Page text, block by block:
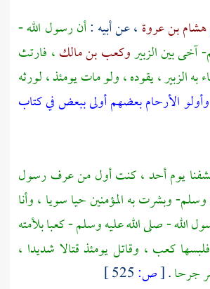
هشام بن عروة ، عن أبيه :أن رسول الله -
آخى بينالزبيروكعب بن مالك، فارتث
بهالزبير، يقوده ، ولو مات يومئذ ، لورثه
وأولو الأرحام بعضهم أولى ببعض في كتاب
يومأحد، كنت أول من عرف رسول
وسلم- وبشرت به المؤمنين حيا سويا ، وأنا
الله - صلى الله عليه وسلم -كعبابلأمته
كعب ، وقاتل يومئذ قتالا شديدا ،
جرحا.
[ص: